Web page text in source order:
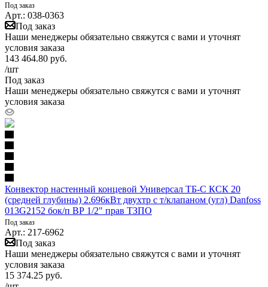
Под заказ
Арт.: 038-0363
Под заказ
Наши менеджеры обязательно свяжутся с вами и уточнят
условия заказа
143 464.80 руб.
/шт
Под заказ
Наши менеджеры обязательно свяжутся с вами и уточнят
условия заказа
Конвектор настенный концевой Универсал ТБ-С КСК 20
(средней глубины) 2.696кВт двухтр с т/клапаном (угл) Danfoss
013G2152 бок/п ВР 1/2" прав ТЗПО
Под заказ
Арт.: 217-6962
Под заказ
Наши менеджеры обязательно свяжутся с вами и уточнят
условия заказа
15 374.25 руб.